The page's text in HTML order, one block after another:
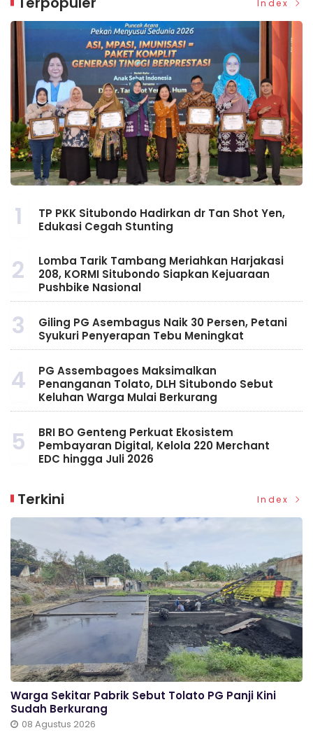
Index
1
TP PKK Situbondo Hadirkan dr Tan Shot Yen,
Edukasi Cegah Stunting
2
Lomba Tarik Tambang Meriahkan Harjakasi
208, KORMI Situbondo Siapkan Kejuaraan
Pushbike Nasional
3
Giling PG Asembagus Naik 30 Persen, Petani
Syukuri Penyerapan Tebu Meningkat
4
PG Assembagoes Maksimalkan
Penanganan Tolato, DLH Situbondo Sebut
Keluhan Warga Mulai Berkurang
5
BRI BO Genteng Perkuat Ekosistem
Pembayaran Digital, Kelola 220 Merchant
EDC hingga Juli 2026
Terkini Index
Warga Sekitar Pabrik Sebut Tolato PG Panji Kini
Sudah Berkurang
08 Agustus 2026